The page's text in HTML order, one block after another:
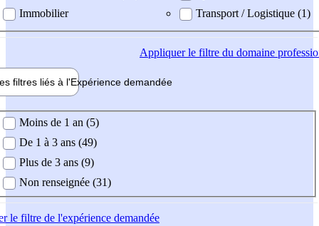
Immobilier
Transport / Logistique (1)
Appliquerle filtre du domaine
filtres liés à l'Expérience demandée
demandée
Moins de 1 an (5)
De 1 à 3 ans (49)
Plus de 3 ans (9)
Non renseignée (31)
le filtre de l'expérience demandée